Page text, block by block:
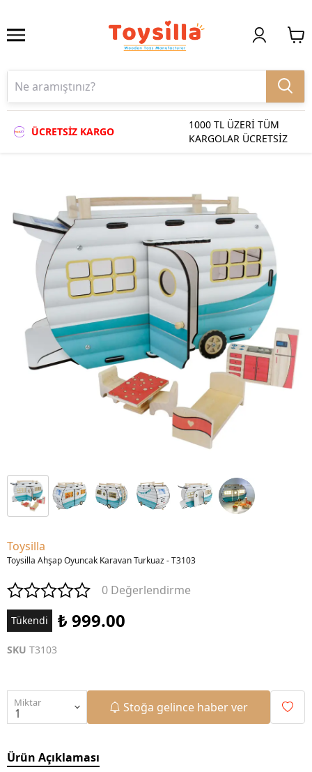
ÜCRETSİZ KARGO
1000 TL ÜZERİ TÜM
KARGOLAR ÜCRETSİZ
Toysilla
Toysilla Ahşap Oyuncak Karavan Turkuaz - T3103
0 Değerlendirme
Tükendi ₺ 999.00
SKU T3103
Miktar Stoğa gelince haber ver
Ürün Açıklaması